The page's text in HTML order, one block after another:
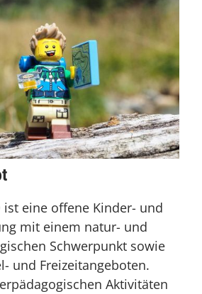
ist eine offene Kinder- und
mit einem natur- und
Schwerpunkt sowie
und Freizeitangeboten.
Aktivitäten